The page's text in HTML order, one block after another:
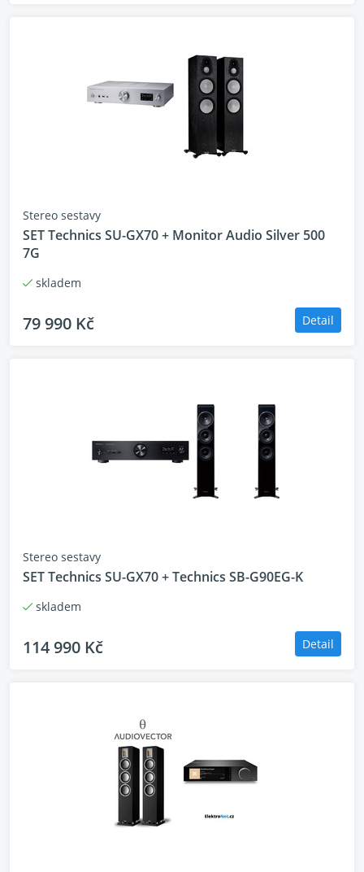
Stereo sestavy
SET Technics SU-GX70 + Monitor Audio Silver 500
7G
skladem
79 990 Kč Detail
Stereo sestavy
SET Technics SU-GX70 + Technics SB-G90EG-K
skladem
114 990 Kč Detail